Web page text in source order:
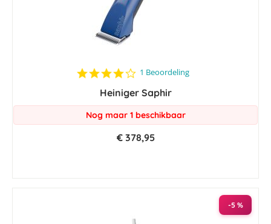
4.0
rating
1 Beoordeling
Heiniger Saphir
Nog maar 1 beschikbaar
€ 378,95
-5 %